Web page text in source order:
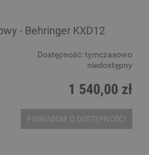
- Behringer KXD12
Dostępność: tymczasowo
niedostępny
1 540,00 zł
POWIADOM O DOSTĘPNOŚCI